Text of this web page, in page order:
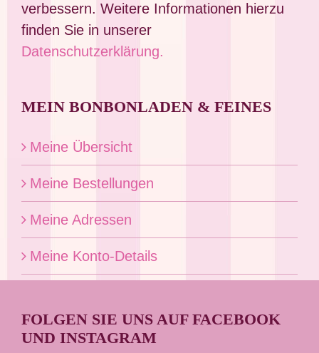
verbessern. Weitere Informationen hierzu
finden Sie in unserer
Datenschutzerklärung.
MEIN BONBONLADEN & FEINES
Meine Übersicht
Meine Bestellungen
Meine Adressen
Meine Konto-Details
FOLGEN SIE UNS AUF FACEBOOK
UND INSTAGRAM